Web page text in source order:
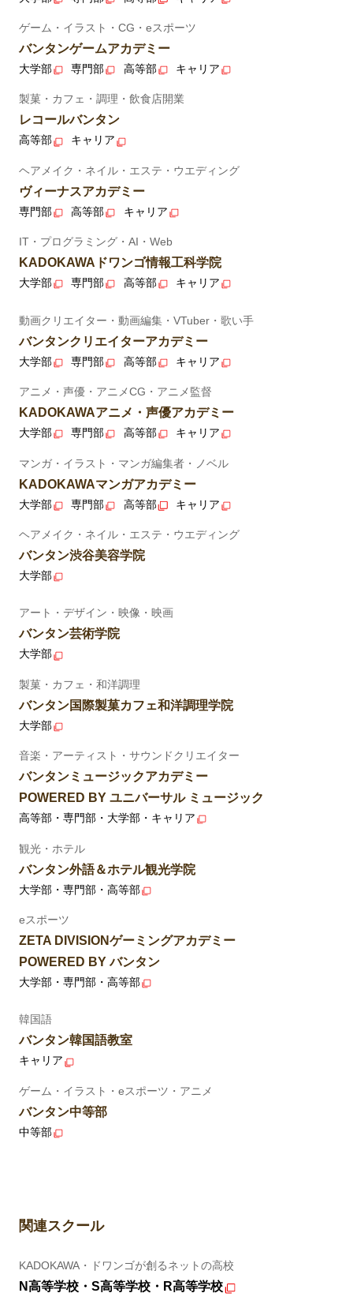
ゲーム・イラスト・CG・eスポーツ
バンタンゲームアカデミー
大学部 専門部 高等部 キャリア
製菓・カフェ・調理・飲食店開業
レコールバンタン
高等部 キャリア
ヘアメイク・ネイル・エステ・ウエディング
ヴィーナスアカデミー
専門部 高等部 キャリア
IT・プログラミング・AI・Web
KADOKAWAドワンゴ情報工科学院
大学部 専門部 高等部 キャリア
動画クリエイター・動画編集・VTuber・歌い手
バンタンクリエイターアカデミー
大学部 専門部 高等部 キャリア
アニメ・声優・アニメCG・アニメ監督
KADOKAWAアニメ・声優アカデミー
大学部 専門部 高等部 キャリア
マンガ・イラスト・マンガ編集者・ノベル
KADOKAWAマンガアカデミー
大学部 専門部 高等部 キャリア
ヘアメイク・ネイル・エステ・ウエディング
バンタン渋谷美容学院
大学部
アート・デザイン・映像・映画
バンタン芸術学院
大学部
製菓・カフェ・和洋調理
バンタン国際製菓カフェ和洋調理学院
大学部
音楽・アーティスト・サウンドクリエイター
バンタンミュージックアカデミー
POWERED BY ユニバーサル ミュージック
高等部・専門部・大学部・キャリア
観光・ホテル
バンタン外語＆ホテル観光学院
大学部・専門部・高等部
eスポーツ
ZETA DIVISIONゲーミングアカデミー
POWERED BY バンタン
大学部・専門部・高等部
韓国語
バンタン韓国語教室
キャリア
ゲーム・イラスト・eスポーツ・アニメ
バンタン中等部
中等部
関連スクール
KADOKAWA・ドワンゴが創るネットの高校
N高等学校・S高等学校・R高等学校